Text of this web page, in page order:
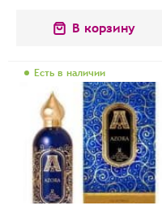
В корзину
Есть в наличии